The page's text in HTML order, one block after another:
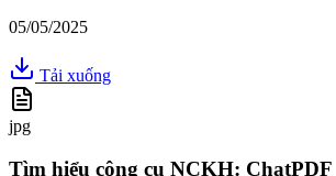
05/05/2025
Tải xuống
jpg
Tìm hiểu công cụ NCKH: ChatPDF